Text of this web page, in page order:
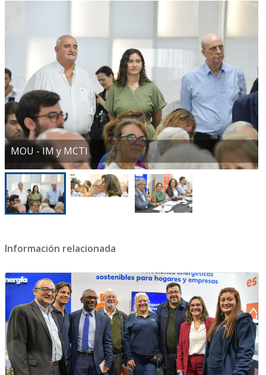
MOU - IM y MCTI
Información relacionada